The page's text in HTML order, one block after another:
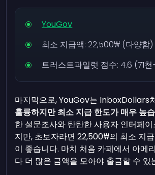
YouGov
최소 지급액:22,500₩ (다양함)
트러스트파일럿 점수: 4.6 (71
마지막으로, YouGov는 InboxDollars
훌륭하지만 최소 지급 한도가 매우 높
한 설문조사와 탄탄한 사용자 인터페
지만, 초보자라면 22,500₩의 최소 지
이 좋습니다. 마치 처음 카페에서 아메
다 더 많은 금액을 모아야 출금할 수 있